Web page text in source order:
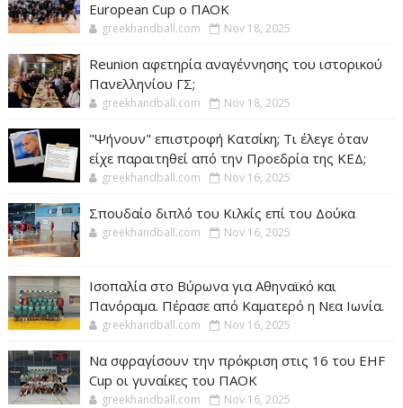
European Cup ο ΠΑΟΚ
greekhandball.com Nov 18, 2025
Reunion αφετηρία αναγέννησης του ιστορικού
Πανελληνίου ΓΣ;
greekhandball.com Nov 18, 2025
"Ψήνουν" επιστροφή Κατσίκη; Τι έλεγε όταν
είχε παραιτηθεί από την Προεδρία της ΚΕΔ;
greekhandball.com Nov 16, 2025
Σπουδαίο διπλό του Κιλκίς επί του Δούκα
greekhandball.com Nov 16, 2025
Ισοπαλία στο Βύρωνα για Αθηναϊκό και
Πανόραμα. Πέρασε από Καματερό η Νεα Ιωνία.
greekhandball.com Nov 16, 2025
Να σφραγίσουν την πρόκριση στις 16 του EHF
Cup οι γυναίκες του ΠΑΟΚ
greekhandball.com Nov 16, 2025